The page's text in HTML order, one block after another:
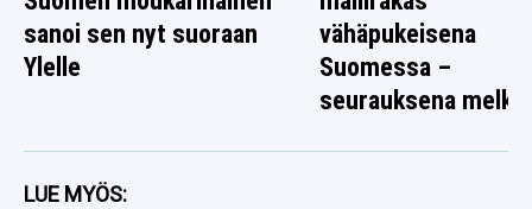
sanoi sen nyt suoraan
Ylelle
vähäpukeisena
Suomessa –
seurauksena
LUE MYÖS: